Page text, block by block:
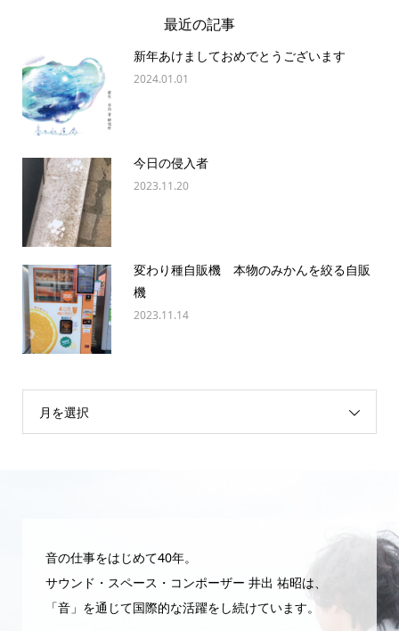
最近の記事
新年あけましておめでとうございます
2024.01.01
今日の侵入者
2023.11.20
変わり種自販機 本物のみかんを絞る自販
機
2023.11.14
月を選択
音の仕事をはじめて40年。
サウンド・スペース・コンポーザー 井出 祐昭は、
「音」を通じて国際的な活躍をし続けています。